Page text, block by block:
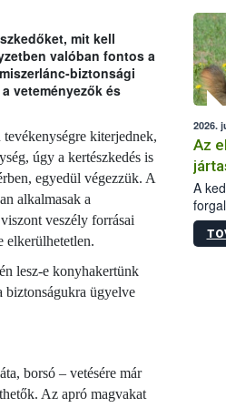
mit kell
valóban fontos a
biztonsági
veteményezők és
kiterjednek,
úgy a kertészkedés is
egyedül végezzük. A
alkalmasak a
veszély forrásai
elkerülhetetlen.
lesz-e konyhakertünk
biztonságukra ügyelve
borsó – vetésére már
Az apró magvakat
2026.
Az
A